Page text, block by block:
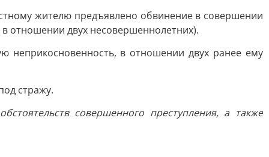
жителю предъявлено обвинение в совершении
отношении двух несовершеннолетних).
неприкосновенность, в отношении двух ранее ему
стражу.
совершенного преступления, а также